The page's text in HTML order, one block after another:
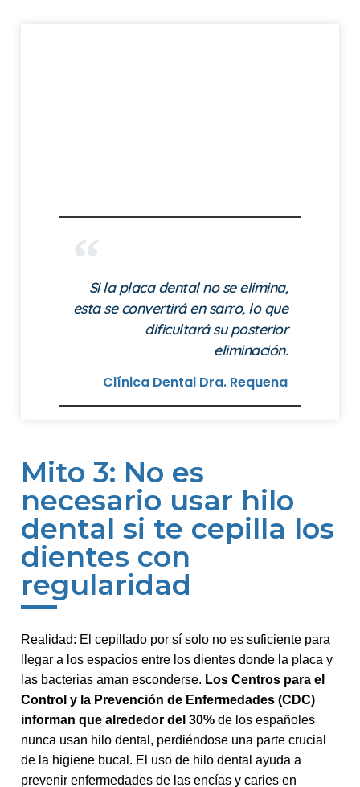
Si la placa dental no se elimina,
esta se convertirá en sarro, lo que
dificultará su posterior
eliminación.
Clínica Dental Dra. Requena
Mito 3: No es
necesario usar hilo
dental si te cepilla los
dientes con
regularidad
Realidad: El cepillado por sí solo no es suficiente para
llegar a los espacios entre los dientes donde la placa y
las bacterias aman esconderse. Los Centros para el
Control y la Prevención de Enfermedades (CDC)
informan que alrededor del 30% de los españoles
nunca usan hilo dental, perdiéndose una parte crucial
de la higiene bucal. El uso de hilo dental ayuda a
prevenir enfermedades de las encías y caries en